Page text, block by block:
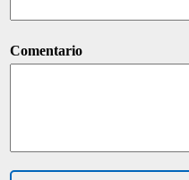
Comentario